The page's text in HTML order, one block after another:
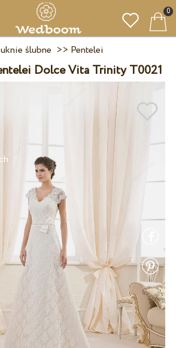
0
ślubne >> Pentelei
Dolce Vita Trinity T0021